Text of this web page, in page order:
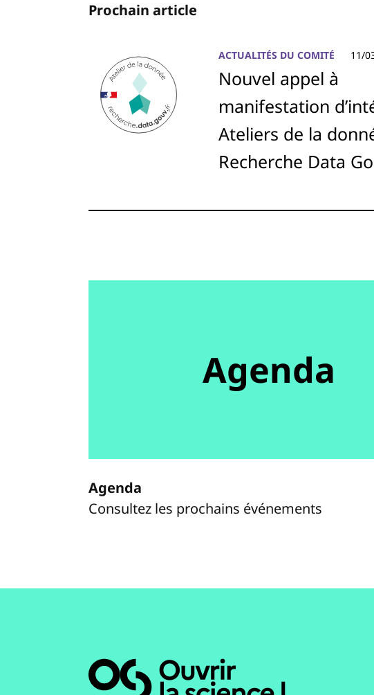
Prochain article
ACTUALITÉS DU COMITÉ 11/
Nouvel appel à
manifestation
Ateliers de la
Recherche Data
Agenda
Agenda
Consultez les prochains événements